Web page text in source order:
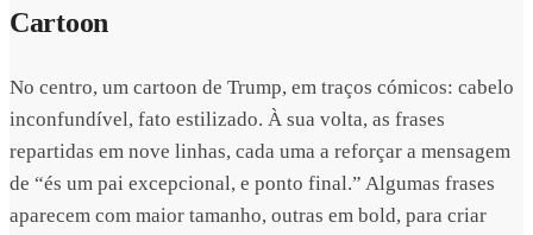
Cartoon
No centro, um cartoon de Trump, em traços cómicos: cabelo
inconfundível, fato estilizado. À sua volta, as frases
repartidas em nove linhas, cada uma a reforçar a mensagem
de “és um pai excepcional, e ponto final.” Algumas frases
aparecem com maior tamanho, outras em bold, para criar